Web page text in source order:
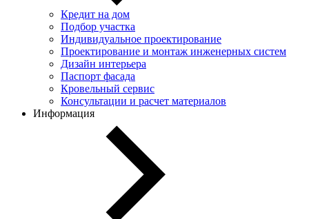
Кредит на дом
Подбор участка
Индивидуальное проектирование
Проектирование и монтаж инженерных систем
Дизайн интерьера
Паспорт фасада
Кровельный сервис
Консультации и расчет материалов
Информация